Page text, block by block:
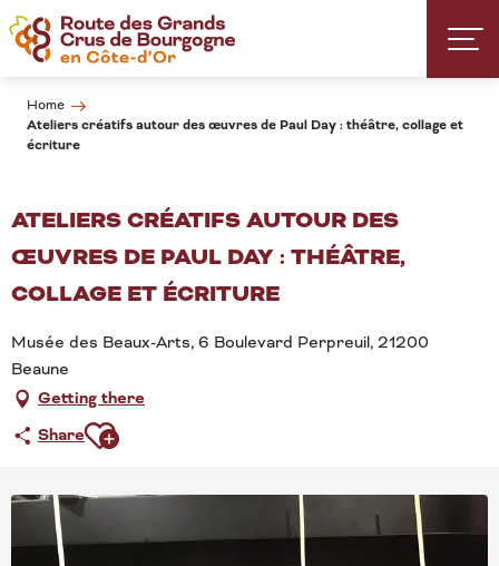
Aller
au
contenu
Home
Ateliers créatifs autour des œuvres de Paul Day : théâtre, collage et
écriture
ATELIERS CRÉATIFS AUTOUR DES
ŒUVRES DE PAUL DAY : THÉÂTRE,
COLLAGE ET ÉCRITURE
Musée des Beaux-Arts, 6 Boulevard Perpreuil, 21200
Beaune
Getting there
ShareAjouter aux favoris